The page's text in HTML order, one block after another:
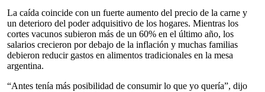
La caída coincide con un fuerte aumento del precio de la carne y
un deterioro del poder adquisitivo de los hogares. Mientras los
cortes vacunos subieron más de un 60% en el último año, los
salarios crecieron por debajo de la inflación y muchas familias
debieron reducir gastos en alimentos tradicionales en la mesa
argentina.
“Antes tenía más posibilidad de consumir lo que yo quería”, dijo